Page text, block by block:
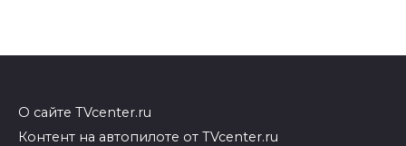
О сайте TVcenter.ru
Контент на автопилоте от TVcenter.ru